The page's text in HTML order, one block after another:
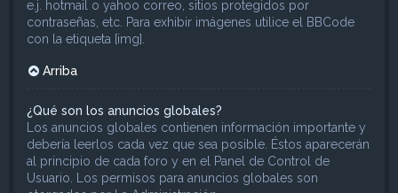
e.j. hotmail o yahoo correo, sitios protegidos por
contraseñas, etc. Para exhibir imágenes utilice el BBCode
con la etiqueta [img].
Arriba
¿Qué son los anuncios globales?
Los anuncios globales contienen información importante y
debería leerlos cada vez que sea posible. Éstos aparecerán
al principio de cada foro y en el Panel de Control de
Usuario. Los permisos para anuncios globales son